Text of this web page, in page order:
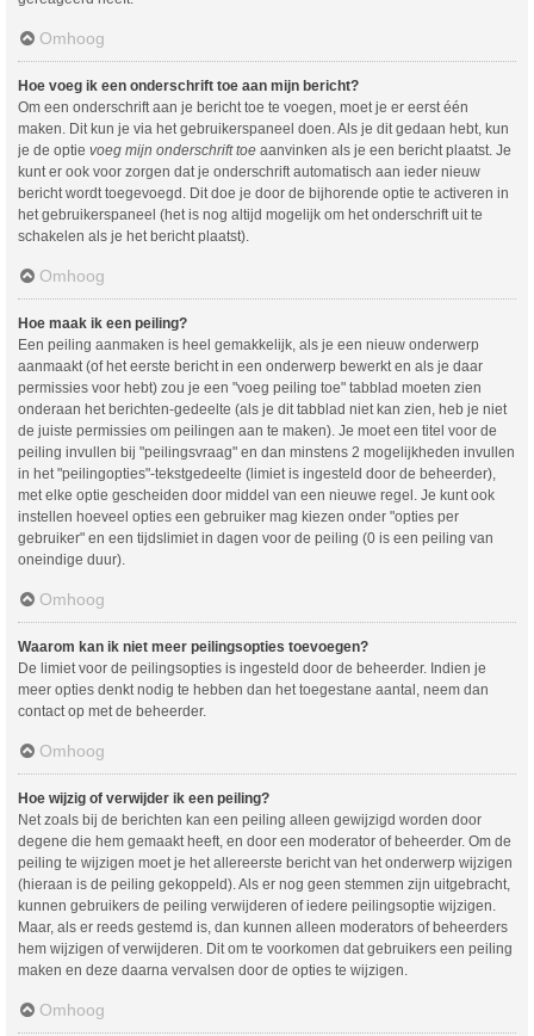
Omhoog
Hoe voeg ik een onderschrift toe aan mijn bericht?
Om een onderschrift aan je bericht toe te voegen, moet je er eerst één
maken. Dit kun je via het gebruikerspaneel doen. Als je dit gedaan hebt, kun
je de optie voeg mijn onderschrift toe aanvinken als je een bericht plaatst. Je
kunt er ook voor zorgen dat je onderschrift automatisch aan ieder nieuw
bericht wordt toegevoegd. Dit doe je door de bijhorende optie te activeren in
het gebruikerspaneel (het is nog altijd mogelijk om het onderschrift uit te
schakelen als je het bericht plaatst).
Omhoog
Hoe maak ik een peiling?
Een peiling aanmaken is heel gemakkelijk, als je een nieuw onderwerp
aanmaakt (of het eerste bericht in een onderwerp bewerkt en als je daar
permissies voor hebt) zou je een "voeg peiling toe" tabblad moeten zien
onderaan het berichten-gedeelte (als je dit tabblad niet kan zien, heb je niet
de juiste permissies om peilingen aan te maken). Je moet een titel voor de
peiling invullen bij "peilingsvraag" en dan minstens 2 mogelijkheden invullen
in het "peilingopties"-tekstgedeelte (limiet is ingesteld door de beheerder),
met elke optie gescheiden door middel van een nieuwe regel. Je kunt ook
instellen hoeveel opties een gebruiker mag kiezen onder "opties per
gebruiker" en een tijdslimiet in dagen voor de peiling (0 is een peiling van
oneindige duur).
Omhoog
Waarom kan ik niet meer peilingsopties toevoegen?
De limiet voor de peilingsopties is ingesteld door de beheerder. Indien je
meer opties denkt nodig te hebben dan het toegestane aantal, neem dan
contact op met de beheerder.
Omhoog
Hoe wijzig of verwijder ik een peiling?
Net zoals bij de berichten kan een peiling alleen gewijzigd worden door
degene die hem gemaakt heeft, en door een moderator of beheerder. Om de
peiling te wijzigen moet je het allereerste bericht van het onderwerp wijzigen
(hieraan is de peiling gekoppeld). Als er nog geen stemmen zijn uitgebracht,
kunnen gebruikers de peiling verwijderen of iedere peilingsoptie wijzigen.
Maar, als er reeds gestemd is, dan kunnen alleen moderators of beheerders
hem wijzigen of verwijderen. Dit om te voorkomen dat gebruikers een peiling
maken en deze daarna vervalsen door de opties te wijzigen.
Omhoog